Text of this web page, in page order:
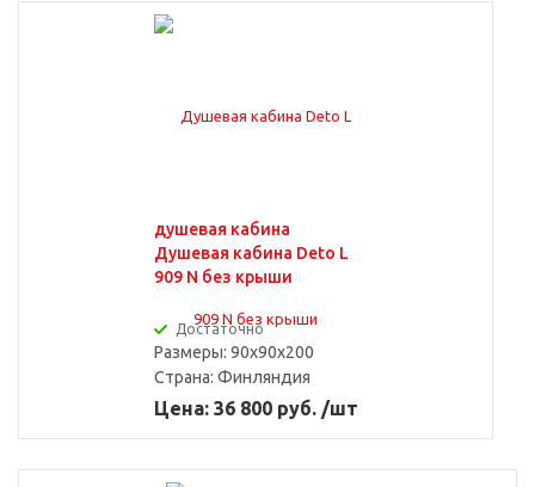
душевая кабина
Душевая кабина Deto L
909 N без крыши
Достаточно
Размеры: 90x90x200
Страна: Финляндия
Цена: 36 800 руб. /шт